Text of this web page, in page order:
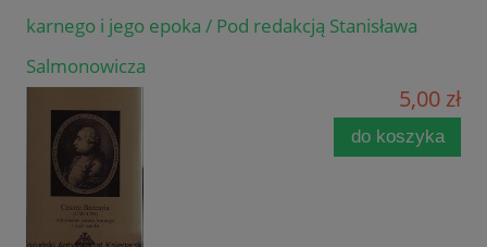
karnego i jego epoka / Pod redakcją Stanisława
Salmonowicza
5,00 zł
do koszyka